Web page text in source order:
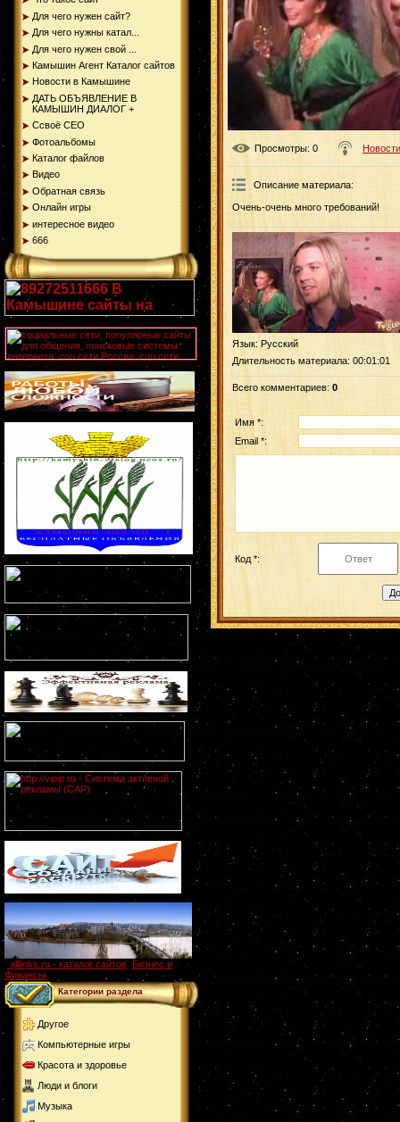
Для чего нужен сайт?
Для чего нужны катал...
Для чего нужен свой ...
Камышин Агент Каталог сайтов
Новости в Камышине
ДАТЬ ОБЪЯВЛЕНИЕ В
КАМЫШИН ДИАЛОГ +
Ссвоё СЕО
Фотоальбомы
Каталог файлов
Видео
Обратная связь
Онлайн игры
интересное видео
666
alllinks.ru - каталог сайтов Бизнес и
Финансы
Категории раздела
Другое
Компьютерные игры
Красота и здоровье
Люди и блоги
Музыка
Просмотры: 0
Описание материала:
Очень-очень много требований!
Язык: Русский
Длительность материала: 00:01:01
Всего комментариев: 0
Имя *:
Email *:
Код *: